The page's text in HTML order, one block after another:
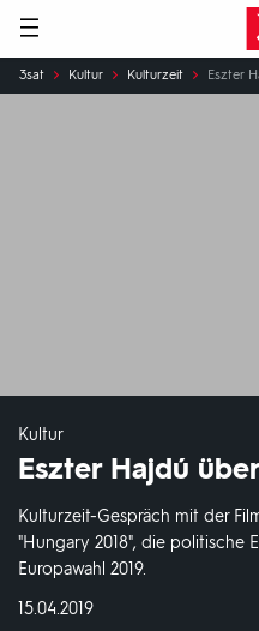
Hauptnavigation
Sie
sind
3sat Kultur Kulturzeit Eszter
Kultur
Eszter Hajdú
Kulturzeit-Gespräch mit der
"Hungary 2018", die politische
Europawahl 2019.
DATUM:
15.04.2019